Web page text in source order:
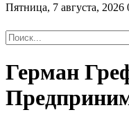
Пятница, 7 августа, 2026
Герман